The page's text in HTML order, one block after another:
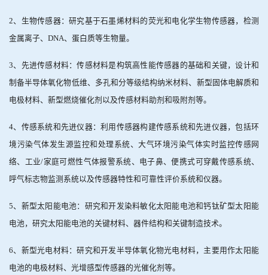
2、生物传感器：研究基于石墨烯材料的荧光和电化学生物传感器，检测
金属离子、 DNA、蛋白质等生物量。
3、先进传感材料：传感材料是构筑高性能传感器的基础和关键，设计和
制备半导体氧化物低维、多孔和分等级结构纳米材料、新型固体电解质和
电极材料、新型燃烧催化剂以及传感材料助剂和吸附剂等。
4、传感系统和先进仪器：利用传感器构建传感系统和先进仪器，包括环
境污染气体发生源监控和处理系统、大气环境污染气体实时监控传感网
络、工业/家庭可燃性气体报警系统、电子鼻、便携式可穿戴传感系统、
呼气标志物监测系统以及传感器特性和可靠性评价系统和仪器。
5、新型太阳能电池：研究和开发染料敏化太阳能电池和钙钛矿型太阳能
电池，研究太阳能电池的关键材料、器件结构和关键制造技术。
6、新型光电材料：研究和开发半导体氧化物光电材料，主要用作太阳能
电池的电极材料、光增感型传感器的光催化剂等。